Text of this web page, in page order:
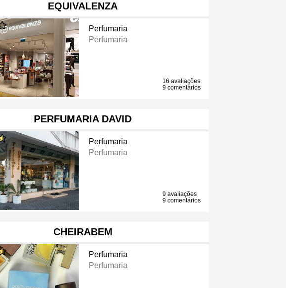
EQUIVALENZA
Perfumaria
Perfumaria
16 avaliações
9 comentários
PERFUMARIA DAVID
Perfumaria
Perfumaria
9 avaliações
9 comentários
CHEIRABEM
Perfumaria
Perfumaria